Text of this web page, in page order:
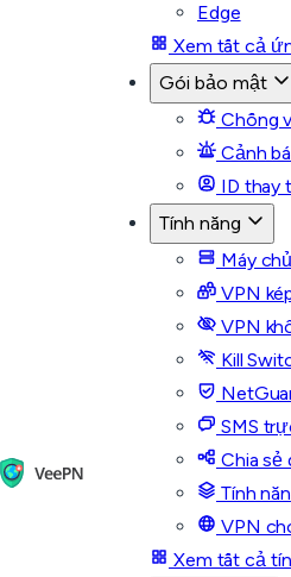
Edge
Xem tất cả
Gói bảo mật
Chống
Cảnh
ID thay
Tính năng
Máy
VPN
VPN
Kill
SMS
Chia sẻ
Tính
VPN
Xem tất cả